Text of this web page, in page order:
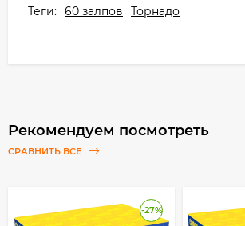
Теги: 60 залпов Торнадо
Рекомендуем посмотреть
СРАВНИТЬ ВСЕ
-27%